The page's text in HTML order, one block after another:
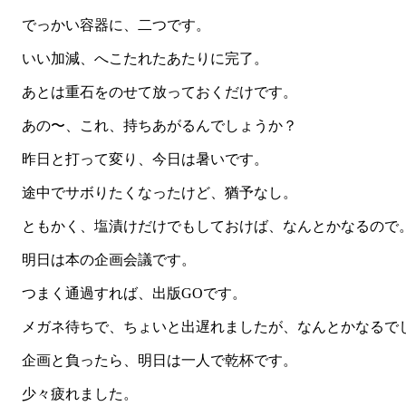
でっかい容器に、二つです。
いい加減、へこたれたあたりに完了。
あとは重石をのせて放っておくだけです。
あの〜、これ、持ちあがるんでしょうか？
昨日と打って変り、今日は暑いです。
途中でサボりたくなったけど、猶予なし。
ともかく、塩漬けだけでもしておけば、なんとかなるので。
明日は本の企画会議です。
つまく通過すれば、出版GOです。
メガネ待ちで、ちょいと出遅れましたが、なんとかなるで
企画と負ったら、明日は一人で乾杯です。
少々疲れました。